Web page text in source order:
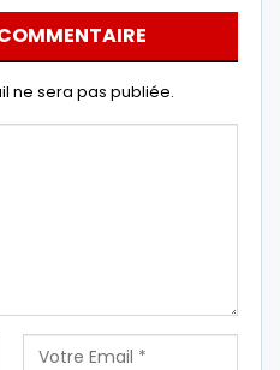
ne sera pas publiée.